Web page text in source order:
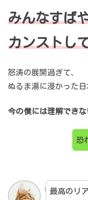
みんなすば
カンストし
怒涛の展開過ぎて、
ぬるま湯に浸かった
今の僕には理解できな
恐
最高のリ